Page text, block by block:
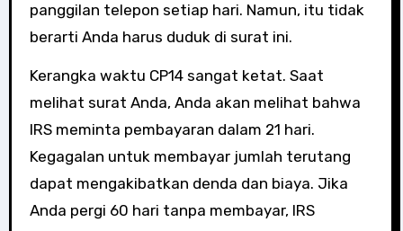
panggilan telepon setiap hari. Namun, itu tidak
berarti Anda harus duduk di surat ini.
Kerangka waktu CP14 sangat ketat. Saat
melihat surat Anda, Anda akan melihat bahwa
IRS meminta pembayaran dalam 21 hari.
Kegagalan untuk membayar jumlah terutang
dapat mengakibatkan denda dan biaya. Jika
Anda pergi 60 hari tanpa membayar, IRS